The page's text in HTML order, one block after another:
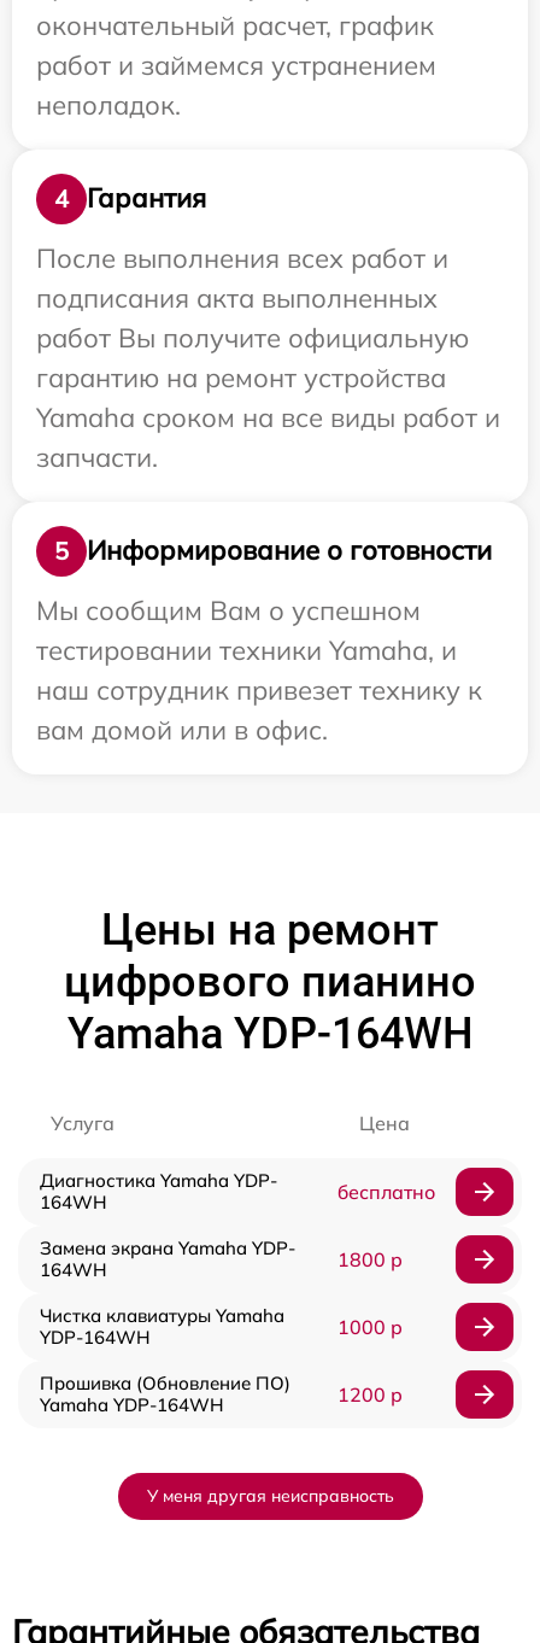
окончательный расчет, график
работ и займемся устранением
неполадок.
4
Гарантия
После выполнения всех работ и
подписания акта выполненных
работ Вы получите официальную
гарантию на ремонт устройства
Yamaha сроком на все виды работ и
запчасти.
5
Информирование о готовности
Мы сообщим Вам о успешном
тестировании техники Yamaha, и
наш сотрудник привезет технику к
вам домой или в офис.
Цены на ремонт
цифрового пианино
Yamaha YDP-164WH
Услуга Цена
Диагностика Yamaha YDP-
164WH
бесплатно
Замена экрана Yamaha YDP-
164WH
1800 р
Чистка клавиатуры Yamaha
YDP-164WH
1000 р
Прошивка (Обновление ПО)
Yamaha YDP-164WH
1200 р
У меня другая неисправность
Гарантийные обязательства